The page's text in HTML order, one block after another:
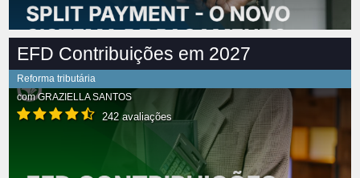
EFD Contribuições em 2027
Reforma tributária
comGRAZIELLA SANTOS
242 avaliações